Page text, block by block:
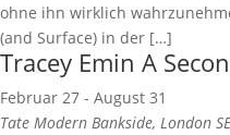
ohne ihn wirklich
(and Surface) in der […]
Tracey Emin A
Februar 27 - August 31
Tate Modern Bankside, London